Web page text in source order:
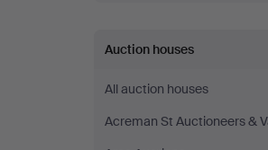
Jönköping
Auction houses
All auction houses
Acreman St Auctioneers &